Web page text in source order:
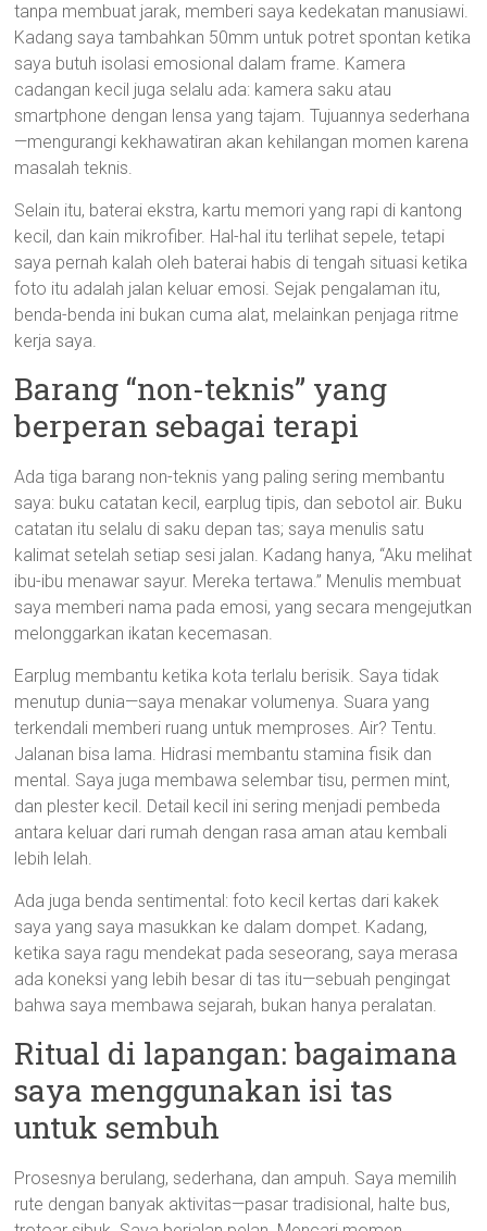
tanpa membuat jarak, memberi saya kedekatan manusiawi.
Kadang saya tambahkan 50mm untuk potret spontan ketika
saya butuh isolasi emosional dalam frame. Kamera
cadangan kecil juga selalu ada: kamera saku atau
smartphone dengan lensa yang tajam. Tujuannya sederhana
—mengurangi kekhawatiran akan kehilangan momen karena
masalah teknis.
Selain itu, baterai ekstra, kartu memori yang rapi di kantong
kecil, dan kain mikrofiber. Hal-hal itu terlihat sepele, tetapi
saya pernah kalah oleh baterai habis di tengah situasi ketika
foto itu adalah jalan keluar emosi. Sejak pengalaman itu,
benda-benda ini bukan cuma alat, melainkan penjaga ritme
kerja saya.
Barang “non-teknis” yang
berperan sebagai terapi
Ada tiga barang non-teknis yang paling sering membantu
saya: buku catatan kecil, earplug tipis, dan sebotol air. Buku
catatan itu selalu di saku depan tas; saya menulis satu
kalimat setelah setiap sesi jalan. Kadang hanya, “Aku melihat
ibu-ibu menawar sayur. Mereka tertawa.” Menulis membuat
saya memberi nama pada emosi, yang secara mengejutkan
melonggarkan ikatan kecemasan.
Earplug membantu ketika kota terlalu berisik. Saya tidak
menutup dunia—saya menakar volumenya. Suara yang
terkendali memberi ruang untuk memproses. Air? Tentu.
Jalanan bisa lama. Hidrasi membantu stamina fisik dan
mental. Saya juga membawa selembar tisu, permen mint,
dan plester kecil. Detail kecil ini sering menjadi pembeda
antara keluar dari rumah dengan rasa aman atau kembali
lebih lelah.
Ada juga benda sentimental: foto kecil kertas dari kakek
saya yang saya masukkan ke dalam dompet. Kadang,
ketika saya ragu mendekat pada seseorang, saya merasa
ada koneksi yang lebih besar di tas itu—sebuah pengingat
bahwa saya membawa sejarah, bukan hanya peralatan.
Ritual di lapangan: bagaimana
saya menggunakan isi tas
untuk sembuh
Prosesnya berulang, sederhana, dan ampuh. Saya memilih
rute dengan banyak aktivitas—pasar tradisional, halte bus,